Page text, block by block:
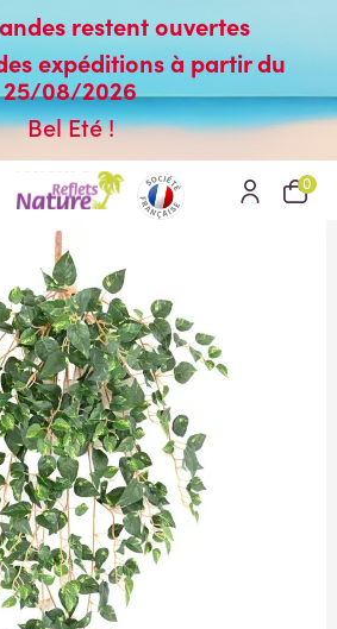
restent ouvertes
expéditions à partir du
25/08/2026
Bel Eté !
0